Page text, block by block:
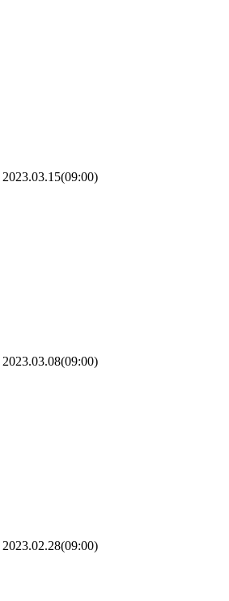
2023.03.15(09:00)
2023.03.08(09:00)
2023.02.28(09:00)